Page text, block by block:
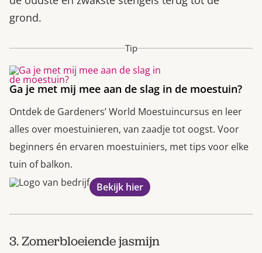
grond.
Tip
Ga je met mij mee aan de slag in de moestuin?
Ontdek de Gardeners’ World Moestuincursus en leer
alles over moestuinieren, van zaadje tot oogst. Voor
beginners én ervaren moestuiniers, met tips voor elke
tuin of balkon.
Bekijk hier
3. Zomerbloeiende jasmijn